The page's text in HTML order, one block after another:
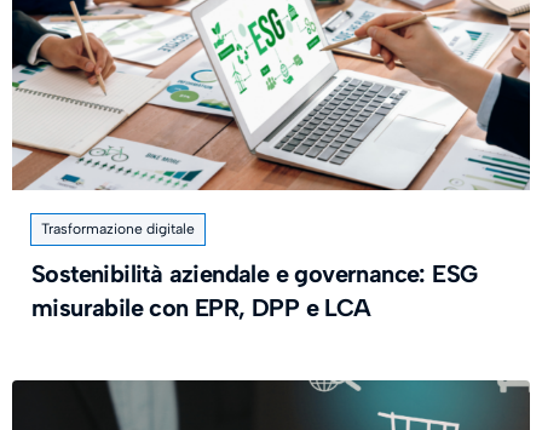
Trasformazione digitale
Sostenibilità aziendale e governance: ESG
misurabile con EPR, DPP e LCA